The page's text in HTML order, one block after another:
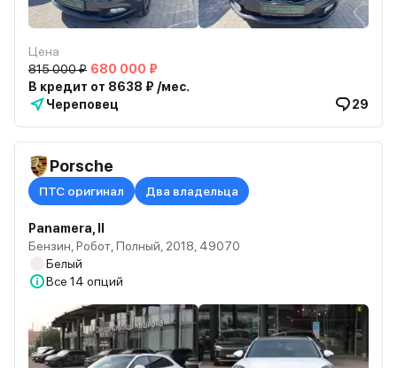
Цена
815 000 ₽ 680 000 ₽
В кредит от 8638 ₽ /мес.
Череповец
29
Porsche
ПТС оригинал Два владельца
Panamera, II
Бензин, Робот, Полный, 2018, 49070
Белый
Все 14 опций